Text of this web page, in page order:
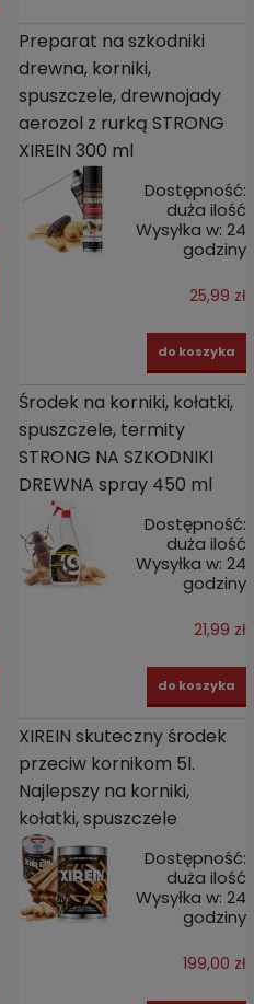
Preparat na szkodniki
drewna, korniki,
spuszczele, drewnojady
aerozol z rurką STRONG
XIREIN 300 ml
Dostępność:
duża ilość
Wysyłka w: 24
godziny
25,99 zł
do koszyka
Środek na korniki, kołatki,
spuszczele, termity
STRONG NA SZKODNIKI
DREWNA spray 450 ml
Dostępność:
duża ilość
Wysyłka w: 24
godziny
21,99 zł
do koszyka
XIREIN skuteczny środek
przeciw kornikom 5l.
Najlepszy na korniki,
kołatki, spuszczele
Dostępność:
duża ilość
Wysyłka w: 24
godziny
199,00 zł